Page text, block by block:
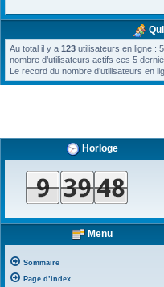
Au total il y a 123 utilisateurs en ligne :
nombre d’utilisateurs actifs ces 5
Le record du nombre d’utilisateurs en
Horloge
Menu
Sommaire
Page d’index